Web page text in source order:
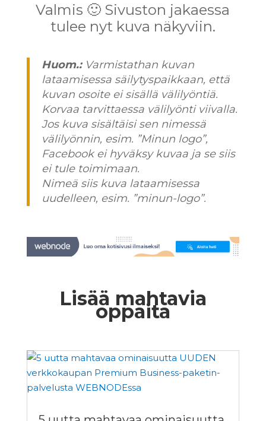
Valmis 🙂 Sivuston jakaessa
tulee nyt kuva näkyviin.
Huom.: Varmistathan kuvan
lataamisessa säilytyspaikkaan, että
kuvan osoite ei sisällä välilyöntiä.
Korvaa tarvittaessa välilyönti viivalla.
Jos kuva sisältäisi sen nimessä
välilyönnin, esim. ”Minun logo”,
Facebook ei hyväksy kuvaa ja se siis
ei tule toimimaan.
Nimeä siis kuva lataamisessa
uudelleen, esim. ”minun-logo”.
Lisää mahtavia
oppaita